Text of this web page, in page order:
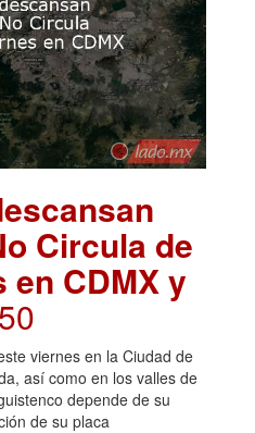
Circula de
CDMX y
viernes en la Ciudad de
así como en los valles de
depende de su
de su placa